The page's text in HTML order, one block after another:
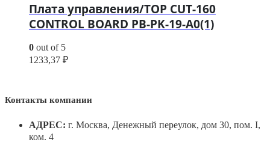
Плата управления/TOP CUT-160
CONTROL BOARD PB-PK-19-A0(1)
0 out of 5
1233,37 ₽
Контакты компании
АДРЕС: г. Москва, Денежный переулок, дом 30, пом. I,
ком. 4